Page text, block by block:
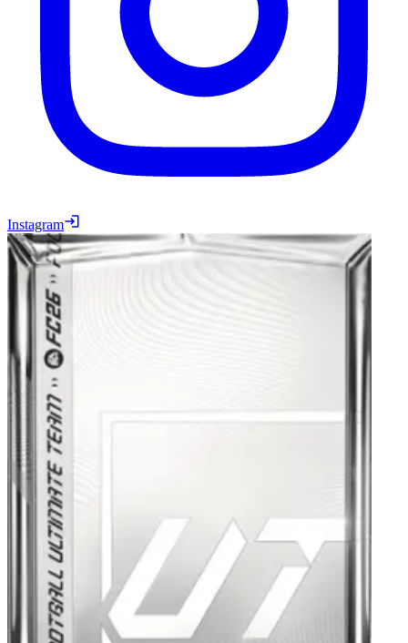
Instagram